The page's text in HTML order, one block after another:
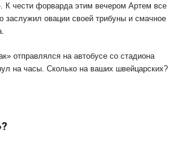
К чести форварда этим вечером Артем все
заслужил овации своей трибуны и смачное
отправлялся на автобусе со стадиона
на часы. Сколько на ваших швейцарских?